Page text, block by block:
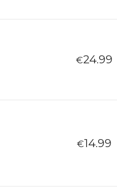
€24.99
€14.99